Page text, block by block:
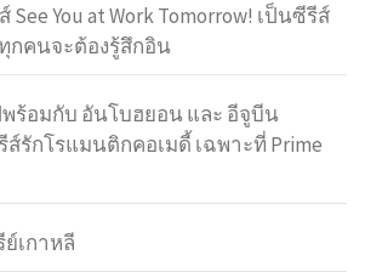
You at Work Tomorrow! เป็นซีรีส์
คนจะต้องรู้สึกอิน
พร้อมกับ อันโบฮยอน และ อีจูบีน
ส์รักโรแมนติกคอเมดี้ เฉพาะที่ Prime
ย์เกาหลี